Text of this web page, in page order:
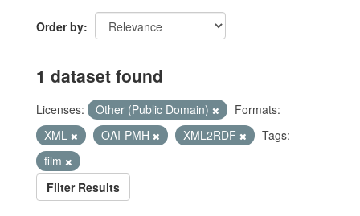
Order by
1 dataset found
Licenses: Other (Public Domain)
Formats:
XML
OAI-PMH XML2RDF
Tags:
film
Filter Results